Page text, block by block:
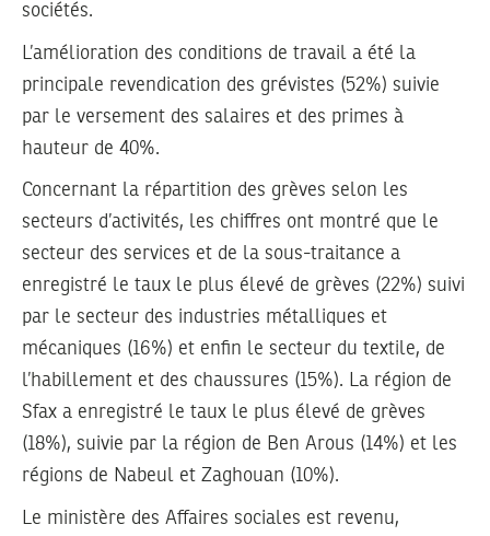
sociétés.
L’amélioration des conditions de travail a été la
principale revendication des grévistes (52%) suivie
par le versement des salaires et des primes à
hauteur de 40%.
Concernant la répartition des grèves selon les
secteurs d’activités, les chiffres ont montré que le
secteur des services et de la sous-traitance a
enregistré le taux le plus élevé de grèves (22%) suivi
par le secteur des industries métalliques et
mécaniques (16%) et enfin le secteur du textile, de
l’habillement et des chaussures (15%). La région de
Sfax a enregistré le taux le plus élevé de grèves
(18%), suivie par la région de Ben Arous (14%) et les
régions de Nabeul et Zaghouan (10%).
Le ministère des Affaires sociales est revenu,